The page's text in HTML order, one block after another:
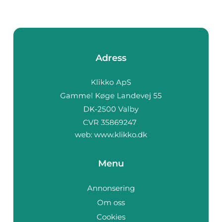
Adress
web: www.klikko.dk
Menu
Annonsering
Om oss
Cookies